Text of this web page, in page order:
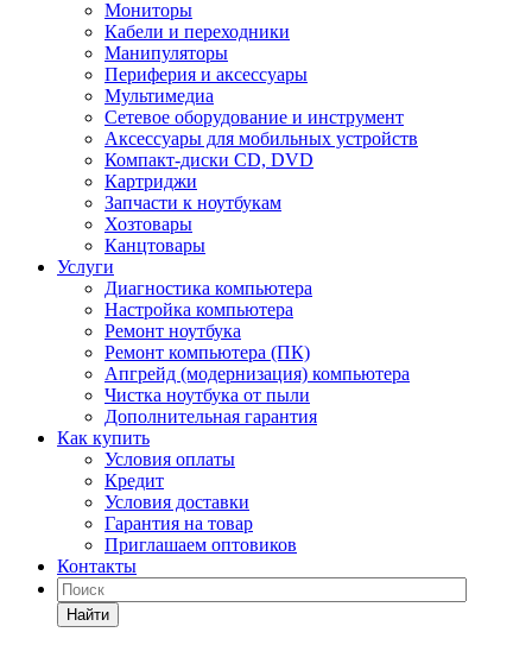
Мониторы
Кабели и переходники
Манипуляторы
Периферия и аксессуары
Мультимедиа
Сетевое оборудование и инструмент
Аксессуары для мобильных устройств
Компакт-диски CD, DVD
Картриджи
Запчасти к ноутбукам
Хозтовары
Канцтовары
Услуги
Диагностика компьютера
Настройка компьютера
Ремонт ноутбука
Ремонт компьютера (ПК)
Апгрейд (модернизация) компьютера
Чистка ноутбука от пыли
Дополнительная гарантия
Как купить
Условия оплаты
Кредит
Условия доставки
Гарантия на товар
Приглашаем оптовиков
Контакты
Найти